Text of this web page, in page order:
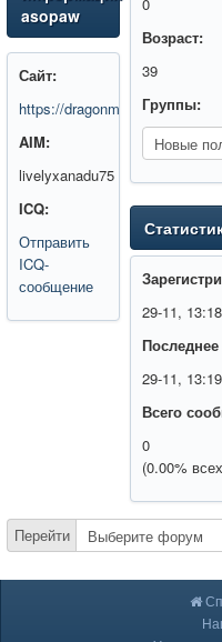
asopaw
Сайт:
https://
AIM:
livelyxanadu75
ICQ:
Отправить
ICQ-
сообщение
Возраст:
39
Группы:
29-11, 13:18
29-11, 13:19
Всего
0
(0.00%
Перейти